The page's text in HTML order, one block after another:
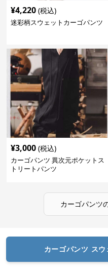
¥4,220 (税込)
迷彩柄スウェットカーゴパンツ
¥3,000 (税込)
カーゴパンツ 異次元ポケットス
トリートパンツ
カーゴパンツ
カーゴパンツ ス